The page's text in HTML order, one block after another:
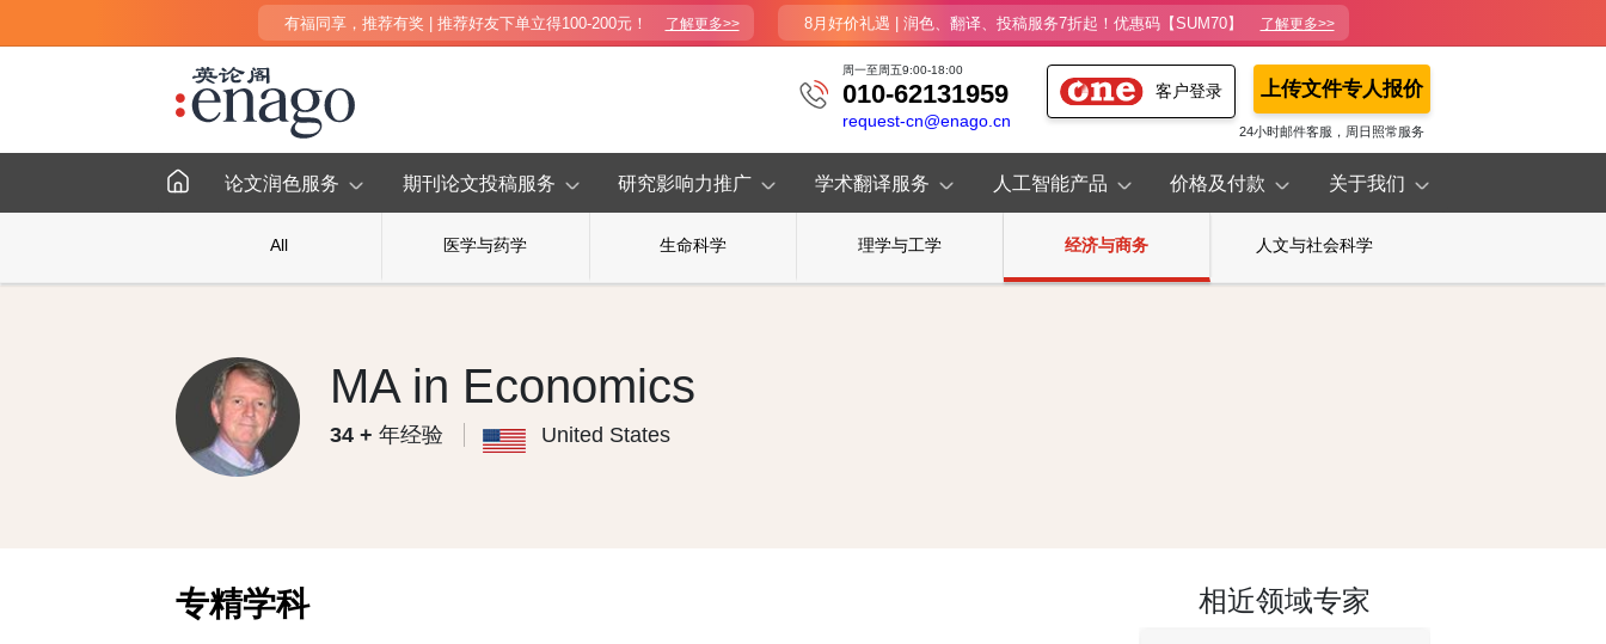
有福同享，推荐有奖 | 推荐好友下单立得100-200元！ 了解更多>> 8月好价礼遇 | 润色、翻译、投稿服务7折起！优惠码【SUM70】 了解更多>>
上传文件专人报价
24小时邮件客服，周日照常服务
客户登录
周一至周五9:00-18:00
010-62131959
request-cn@enago.cn
论文润色服务 期刊论文投稿服务 研究影响力推广 学术翻译服务 人工智能产品 价格及付款 关于我们
All 医学与药学 生命科学 理学与工学 经济与商务 人文与社会科学
MA in Economics
34 + 年经验 United States
专精学科 相近领域专家